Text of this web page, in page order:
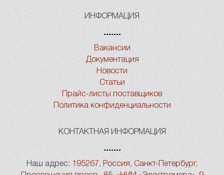
ИНФОРМАЦИЯ
Вакансии
Документация
Новости
Статьи
Прайс-листы поставщиков
Политика конфиденциальности
КОНТАКТНАЯ ИНФОРМАЦИЯ
Наш адрес: 195267, Россия, Санкт-Петербург,